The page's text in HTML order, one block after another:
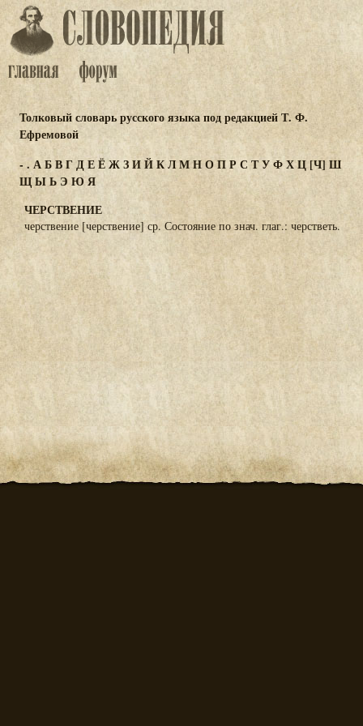
Толковый словарь русского языка под редакцией Т. Ф.
Ефремовой
- . АБВГДЕЁЖЗИЙКЛМНОПР С ТУФХЦ [Ч] Ш
ЩЫЬЭ ЮЯ
ЧЕРСТВЕНИЕ
черствение [черствение] ср. Состояние по знач. глаг.: черстветь.